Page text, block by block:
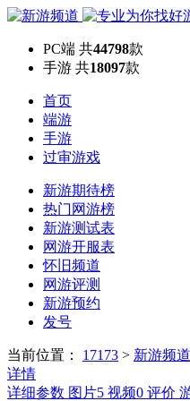
PC端 共44798款
手游 共18097款
首页
端游
手游
过审游戏
新游期待榜
热门网游榜
新游测试表
网游开服表
怀旧频道
网游评测
新游预约
发号
当前位置： 17173 > 新游频道
详情
详细参数 图片5 视频0 评价